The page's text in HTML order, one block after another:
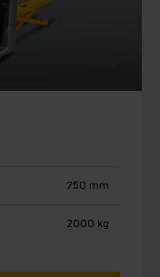
750 mm
2000 kg